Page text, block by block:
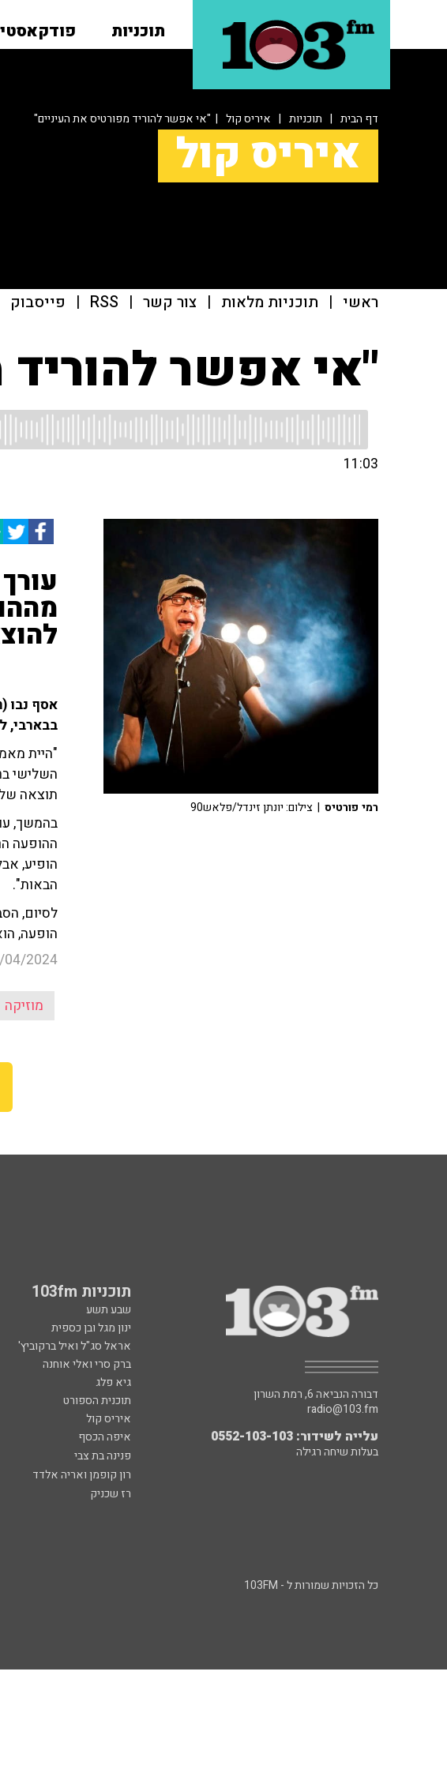
תוכניות
דף הבית | תוכניות | איריס קול | "אי אפשר להוריד מפורטיס את העיניים"
איריס קול
ראשי | תוכניות מלאות | צור קשר |
RSS
| פייסבוק
"אי אפשר להוריד
11:03
בבארבי, לרגל 45 שנה להוצאת האלבום
השלישי
תוצאה
בהמשך,
ההופעה
הופיע,
הבאות".
הופעה,
04/2024
מוזיקה
רמי פורטיס | צילום: יונתן זינדל/פלאש90
תוכניות 103fm
שבע תשע
ינון מגל ובן כספית
אראל סג"ל ואיל ברקוביץ'
ברק סרי ואלי אוחנה
גיא פלג
תוכנית הספורט
איריס קול
איפה הכסף
פנינה בת צבי
רון קופמן ואריה אלדד
רז שכניק
דבורה הנביאה 6, רמת השרון
radio@103.fm
עלייה לשידור: 0552-103-103
בעלות שיחה רגילה
כל הזכויות שמורות ל - 103FM